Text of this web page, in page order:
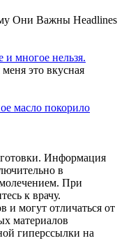
Они Важны Headlines
и многое нельзя.
это вкусная
масло покорило
Информация
в
При
к врачу.
и могут отличаться от
материалов
гиперссылки на